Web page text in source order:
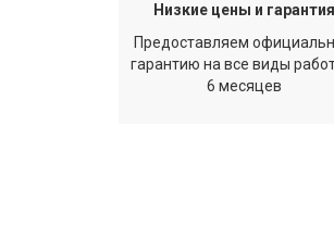
Низкие цены и гарантия
Предоставляем
гарантию на все виды
6 месяцев